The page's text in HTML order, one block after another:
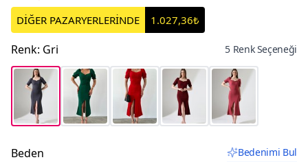
DİĞER PAZARYERLERİNDE 1.027,36₺
Renk: Gri 5 Renk Seçeneği
Beden Bedenimi Bul